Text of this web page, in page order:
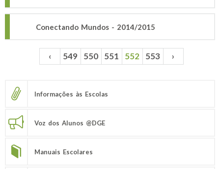
Conectando Mundos - 2014/2015
Páginas ‹ 549 550 551 552 553 ›
Informações às Escolas
Voz dos Alunos @DGE
Manuais Escolares